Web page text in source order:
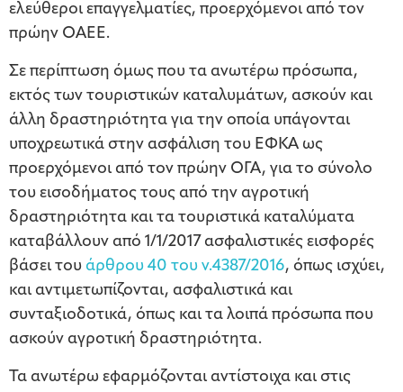
ελεύθεροι επαγγελματίες, προερχόμενοι από τον
πρώην ΟΑΕΕ.
Σε περίπτωση όμως που τα ανωτέρω πρόσωπα,
εκτός των τουριστικών καταλυμάτων, ασκούν και
άλλη δραστηριότητα για την οποία υπάγονται
υποχρεωτικά στην ασφάλιση του ΕΦΚΑ ως
προερχόμενοι από τον πρώην ΟΓΑ, για το σύνολο
του εισοδήματος τους από την αγροτική
δραστηριότητα και τα τουριστικά καταλύματα
καταβάλλουν από 1/1/2017 ασφαλιστικές εισφορές
βάσει του άρθρου 40 του ν.4387/2016, όπως ισχύει,
και αντιμετωπίζονται, ασφαλιστικά και
συνταξιοδοτικά, όπως και τα λοιπά πρόσωπα που
ασκούν αγροτική δραστηριότητα.
Τα ανωτέρω εφαρμόζονται αντίστοιχα και στις